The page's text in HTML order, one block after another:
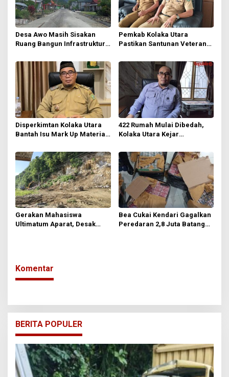
p
o
s
Desa Awo Masih Sisakan
Ruang Bangun Infrastruktur
Desa
Pemkab Kolaka Utara
Pastikan Santunan Veteran
Diefisienkan
Disperkimtan Kolaka Utara
Bantah Isu Mark Up Material
Bebas Menentukan Toko
Bangunan
422 Rumah Mulai Dibedah,
Kolaka Utara Kejar
Gerakan Mahasiswa
Ultimatum Aparat, Desak
Bea Cukai Kendari Gagalkan
Peredaran 2,8 Juta Batang
Komentar
BERITA POPULER